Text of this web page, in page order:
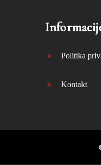
Politika
Kontakt